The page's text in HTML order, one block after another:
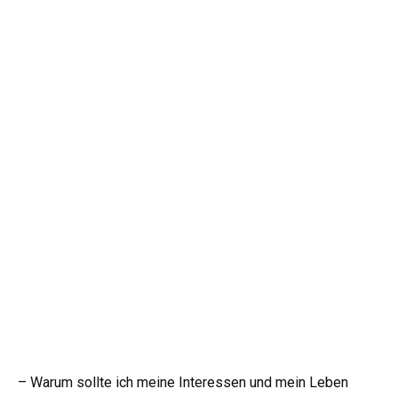
– Warum sollte ich meine Interessen und mein Leben